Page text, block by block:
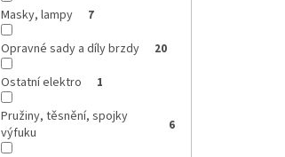
Masky, lampy 7
Opravné sady a díly brzdy 20
Ostatní elektro 1
Pružiny, těsnění, spojky
výfuku
6